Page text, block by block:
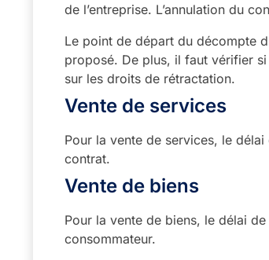
de l’entreprise. L’annulation du
Le point de départ du décompte
proposé. De plus, il faut vérifier
sur les droits de rétractation.
Vente de services
Pour la vente de services, le
contrat.
Vente de biens
Pour la vente de biens, le délai
consommateur.